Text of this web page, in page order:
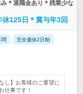
＊退職金あり＊残業少な
125日＊賞与年3回
問 完全週休2日制
し】お客様のご要望に
仕事です！